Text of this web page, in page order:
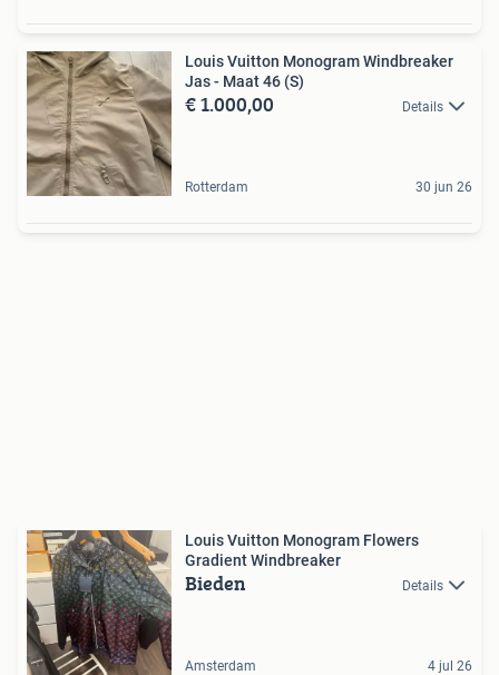
Louis Vuitton Monogram Windbreaker
Jas - Maat 46 (S)
€ 1.000,00 Details
Rotterdam 30 jun 26
Louis Vuitton Monogram Flowers
Gradient Windbreaker
Bieden Details
Amsterdam 4 jul 26